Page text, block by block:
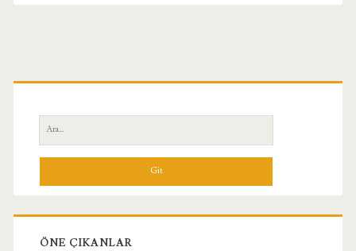
Birincil
Yan
Menü
Ara:
ÖNE ÇIKANLAR